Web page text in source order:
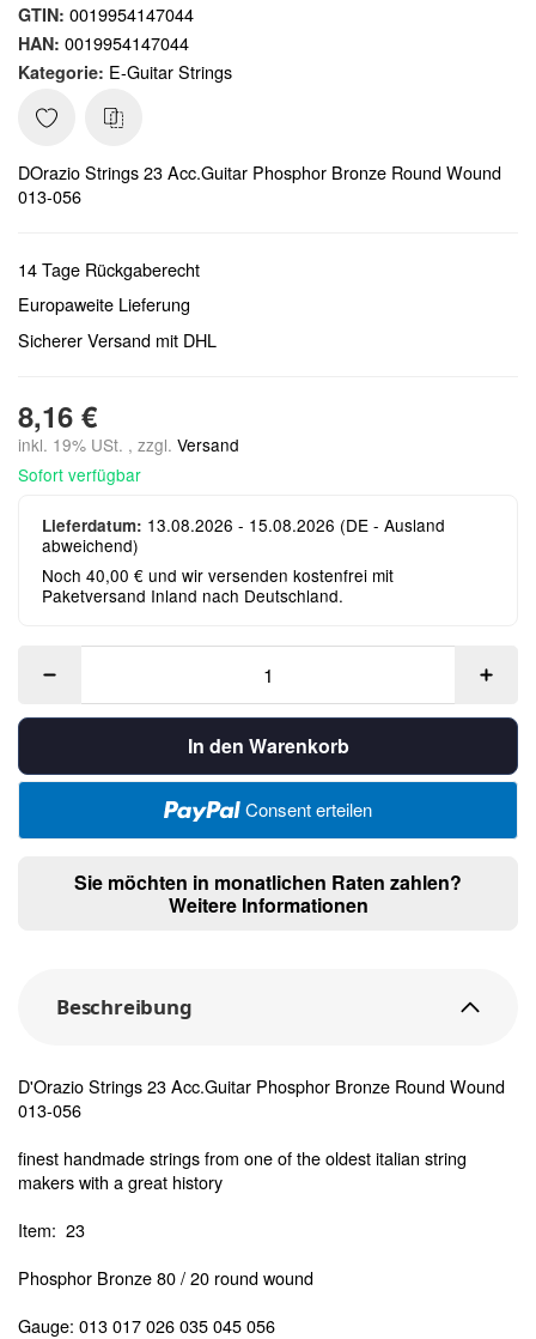
GTIN: 0019954147044
HAN: 0019954147044
Kategorie: E-Guitar Strings
DOrazio Strings 23 Acc.Guitar Phosphor Bronze Round Wound
013-056
14 Tage Rückgaberecht
Europaweite Lieferung
Sicherer Versand mit DHL
8,16 €
inkl. 19% USt. , zzgl. Versand
Sofort verfügbar
Lieferdatum: 13.08.2026 - 15.08.2026 (DE - Ausland
abweichend)
Noch 40,00 € und wir versenden kostenfrei mit
Paketversand Inland nach Deutschland.
In den Warenkorb
Consent erteilen
Sie möchten in monatlichen Raten zahlen?
Weitere Informationen
Beschreibung
D'Orazio Strings 23 Acc.Guitar Phosphor Bronze Round Wound
013-056
finest handmade strings from one of the oldest italian string
makers with a great history
Item: 23
Phosphor Bronze 80 / 20 round wound
Gauge: 013 017 026 035 045 056